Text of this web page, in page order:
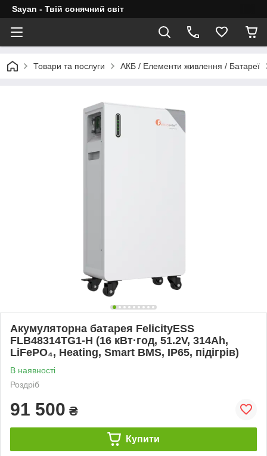
Sayan - Твій сонячний світ
Товари та послуги АКБ / Елементи живлення / Батареї
Акумуляторна батарея FelicityESS
FLB48314TG1-H (16 кВт·год, 51.2V, 314Ah,
LiFePO₄, Heating, Smart BMS, IP65, підігрів)
В наявності
Роздріб
91 500 ₴
Купити